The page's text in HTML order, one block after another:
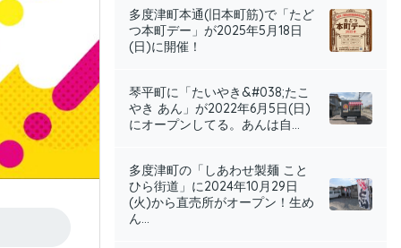
多度津町本通(旧本町筋)で「たど
つ本町デー」が2025年5月18日
(日)に開催！
琴平町に「たいやき&#038;たこ
やき あん」が2022年6月5日(日)
にオープンしてる。あんは自...
多度津町の「しあわせ製麺 こと
ひら街道」に2024年10月29日
(火)から直売所がオープン！生め
ん...